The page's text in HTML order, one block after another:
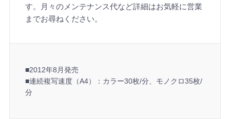
す。月々のメンテナンス代など詳細はお気軽に営業
までお尋ねください。
■2012年8月発売
■連続複写速度（A4）：カラー30枚/分、モノクロ35枚/
分